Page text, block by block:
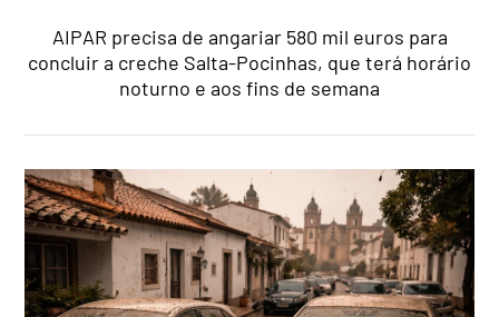
AIPAR precisa de angariar 580 mil euros para
concluir a creche Salta-Pocinhas, que terá horário
noturno e aos fins de semana